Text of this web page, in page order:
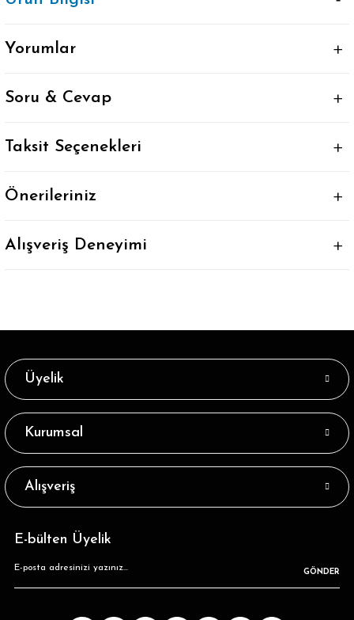
Yorumlar
Soru & Cevap
Taksit Seçenekleri
Önerileriniz
Alışveriş Deneyimi
Üyelik
Kurumsal
Alışveriş
E-bülten Üyelik
GÖNDER